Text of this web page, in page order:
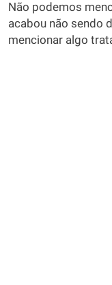
Não podemos
acabou não sendo
mencionar algo